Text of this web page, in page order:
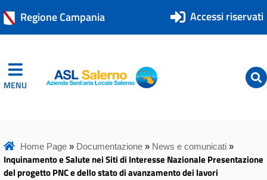
Regione Campania Accessi riservati
MENU ASL Salerno
ASL Salerno
Home Page» Documentazione» News e comunicati»
Inquinamento e Salute nei Siti di Interesse Nazionale Presentazione
del progetto PNC e dello stato di avanzamento dei lavori